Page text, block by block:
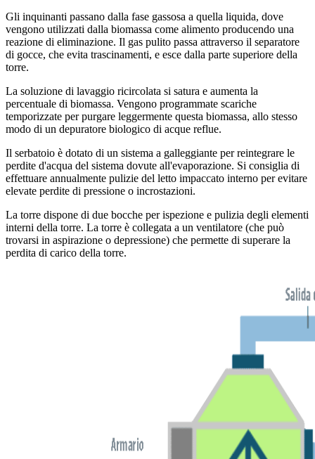
Gli inquinanti passano dalla fase gassosa a quella liquida, dove
vengono utilizzati dalla biomassa come alimento producendo una
reazione di eliminazione. Il gas pulito passa attraverso il separatore
di gocce, che evita trascinamenti, e esce dalla parte superiore della
torre.
La soluzione di lavaggio ricircolata si satura e aumenta la
percentuale di biomassa. Vengono programmate scariche
temporizzate per purgare leggermente questa biomassa, allo stesso
modo di un depuratore biologico di acque reflue.
Il serbatoio è dotato di un sistema a galleggiante per reintegrare le
perdite d'acqua del sistema dovute all'evaporazione. Si consiglia di
effettuare annualmente pulizie del letto impaccato interno per evitare
elevate perdite di pressione o incrostazioni.
La torre dispone di due bocche per ispezione e pulizia degli elementi
interni della torre. La torre è collegata a un ventilatore (che può
trovarsi in aspirazione o depressione) che permette di superare la
perdita di carico della torre.